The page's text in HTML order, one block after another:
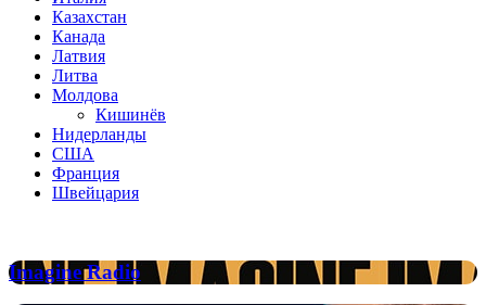
Казахстан
Канада
Латвия
Литва
Молдова
Кишинёв
Нидерланды
США
Франция
Швейцария
Imagine
Radio
Imagine Radio